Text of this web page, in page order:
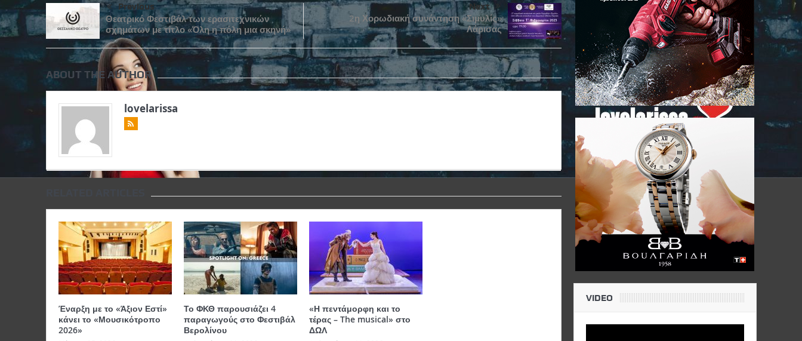
Previous
Θεατρικό Φεστιβάλ των ερασιτεχνικών
σχημάτων με τίτλο «Όλη η πόλη μια σκηνή»
Next
2η Χορωδιακή συνάντηση «Σιμυλίς»
Λάρισας
ABOUT THE AUTHOR
lovelarissa
Έναρξη με το «Άξιον Εστί»
κάνει το «Μουσικότροπο
2026»
Το ΦΚΘ παρουσιάζει 4
παραγωγούς στο Φεστιβάλ
Βερολίνου
«Η πεντάμορφη και το
τέρας – The musical» στο
ΔΩΛ
VIDEO